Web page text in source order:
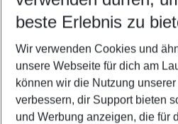
5-8
2 Erwachsene Keine Kinder
Mehr Filter
beste Erlebnis zu
Wir verwenden Cookies und
unsere Webseite für dich am
können wir die Nutzung
verbessern, dir Support bieten
und Werbung anzeigen, die für